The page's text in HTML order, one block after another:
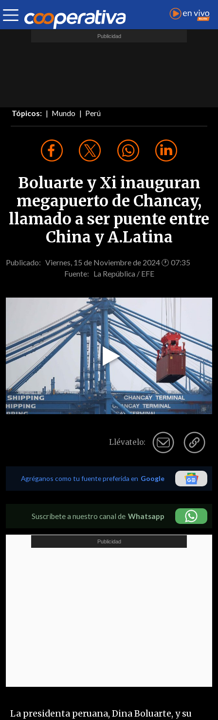
Tópicos: Mundo Perú
Boluarte y Xi inauguran
megapuerto de Chancay,
llamado a ser puente entre
China y A.Latina
Publicado: Viernes, 15 de Noviembre de 2024 🕐 07:35
Fuente: La República / EFE
Play
Video
Llévatelo:
Agréganos como tu fuente preferida en Google
Suscríbete a nuestro canal de Whatsapp
La presidenta peruana, Dina Boluarte, y su